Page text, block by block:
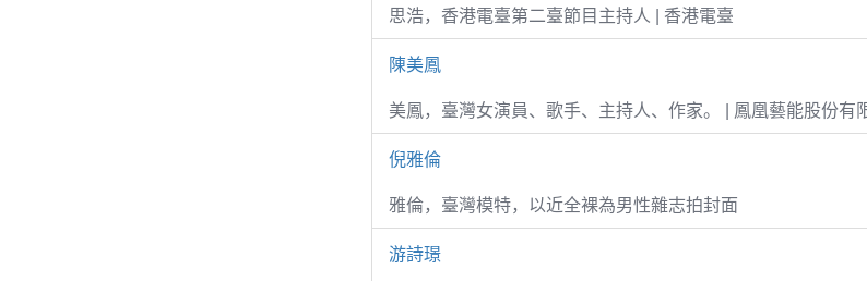
思浩，香港電臺第二臺節目主持人 | 香港電臺
陳美鳳
美鳳，臺灣女演員、歌手、主持人、作家。 | 鳳凰藝能股份有
倪雅倫
雅倫，臺灣模特，以近全裸為男性雜志拍封面
游詩璟